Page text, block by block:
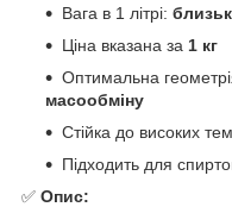
Вага в 1 літрі:
Ціна вказана за 1 кг
Оптимальна
масообміну
Стійка до високих
Підходить для
✅ Опис: